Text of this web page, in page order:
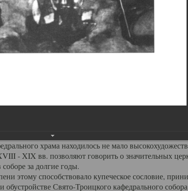
высоким и значительным из городских строений
гостиных дворов, в градостроительной картине
и светлых соборов России воплотил в себе
с отраженными в ней архитектурными течениями
школы церковного зодчества.
благолепие и богатство собора, вполне оправдывали
из многочисленных культовых построек
колоннами ионического стиля, с
изящным фронтоном и множеством резных,
художественную ценность. В совокупности же с
предметами церковной утвари интерьер
красочный ансамбль декоративного убранства
своих посетителей. В соборной ризнице,
храма находилось не мало
- XIX вв. позволяют говорить о значительных
за долгие годы.
этому способствовало купеческое сословие,
обустройстве Свято-Троицкого кафедрального